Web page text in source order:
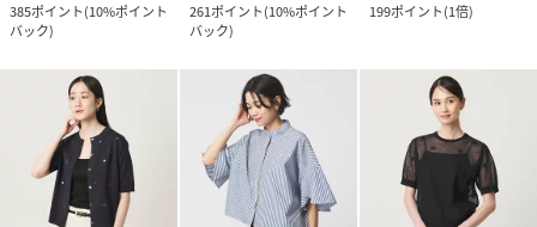
385ポイント(10%ポイント
バック)
261ポイント(10%ポイント
バック)
199ポイント(1倍)